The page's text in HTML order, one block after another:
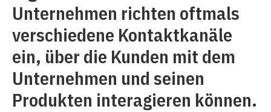
Unternehmen richten oftmals
verschiedene Kontaktkanäle
ein, über die Kunden mit dem
Unternehmen und seinen
Produkten interagieren können.